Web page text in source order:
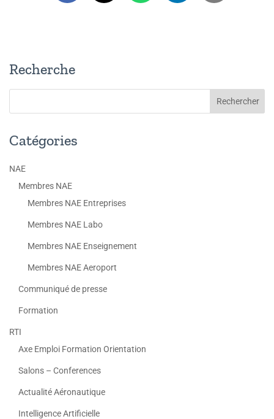
Recherche
Catégories
NAE
Membres NAE
Membres NAE Entreprises
Membres NAE Labo
Membres NAE Enseignement
Membres NAE Aeroport
Communiqué de presse
Formation
RTI
Axe Emploi Formation Orientation
Salons – Conferences
Actualité Aéronautique
Intelligence Artificielle